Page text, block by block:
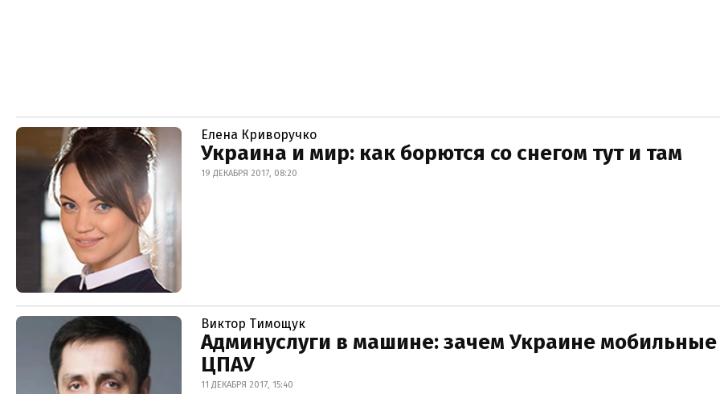
Елена Криворучко
Украина и мир: как борются со снегом тут и там
19 ДЕКАБРЯ 2017, 08:20
Виктор Тимощук
Админуслуги в машине: зачем Украине мобильные
ЦПАУ
11 ДЕКАБРЯ 2017, 15:40